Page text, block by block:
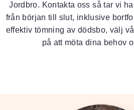
Jordbro. Kontakta oss så tar vi
från början till slut, inklusive
effektiv tömning av dödsbo, välj
på att möta dina behov